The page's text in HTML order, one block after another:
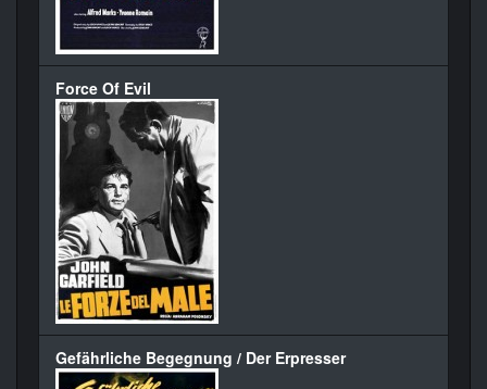
Force Of Evil
Gefährliche Begegnung / Der Erpresser